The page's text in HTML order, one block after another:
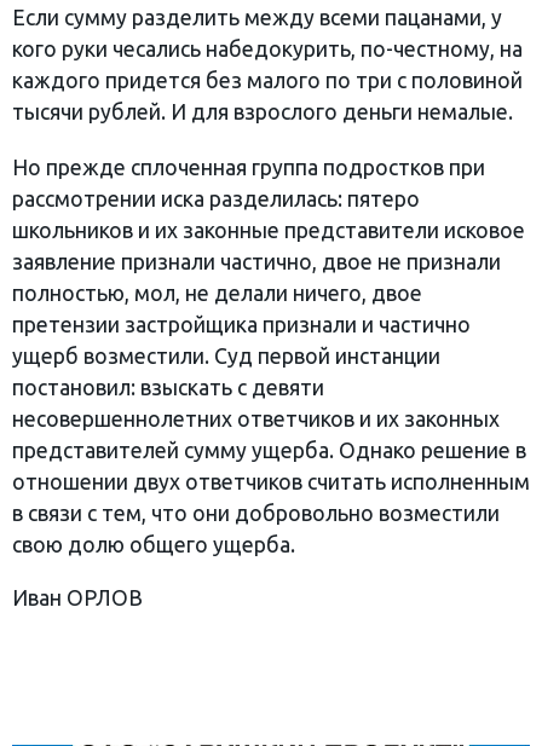
Если сумму разделить между всеми пацанами, у
кого руки чесались набедокурить, по-честному, на
каждого придется без малого по три с половиной
тысячи рублей. И для взрослого деньги немалые.
Но прежде сплоченная группа подростков при
рассмотрении иска разделилась: пятеро
школьников и их законные представители исковое
заявление признали частично, двое не признали
полностью, мол, не делали ничего, двое
претензии застройщика признали и частично
ущерб возместили. Суд первой инстанции
постановил: взыскать с девяти
несовершеннолетних ответчиков и их законных
представителей сумму ущерба. Однако решение в
отношении двух ответчиков считать исполненным
в связи с тем, что они добровольно возместили
свою долю общего ущерба.
Иван ОРЛОВ